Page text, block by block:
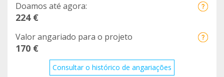
Doamos até agora:
224 €
Valor angariado para o projeto
170 €
Consultar o histórico de angariações